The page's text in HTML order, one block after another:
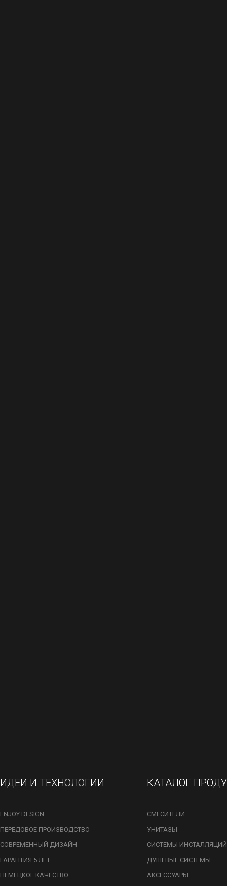
ИДЕИ И ТЕХНОЛОГИИ
ENJOY DESIGN
ПЕРЕДОВОЕ ПРОИЗВОДСТВО
СОВРЕМЕННЫЙ ДИЗАЙН
ГАРАНТИЯ 5 ЛЕТ
НЕМЕЦКОЕ КАЧЕСТВО
КАТАЛОГ
СМЕСИТЕЛИ
УНИТАЗЫ
СИСТЕМЫ ИНСТАЛЛЯЦИЙ
ДУШЕВЫЕ СИСТЕМЫ
АКСЕССУАРЫ